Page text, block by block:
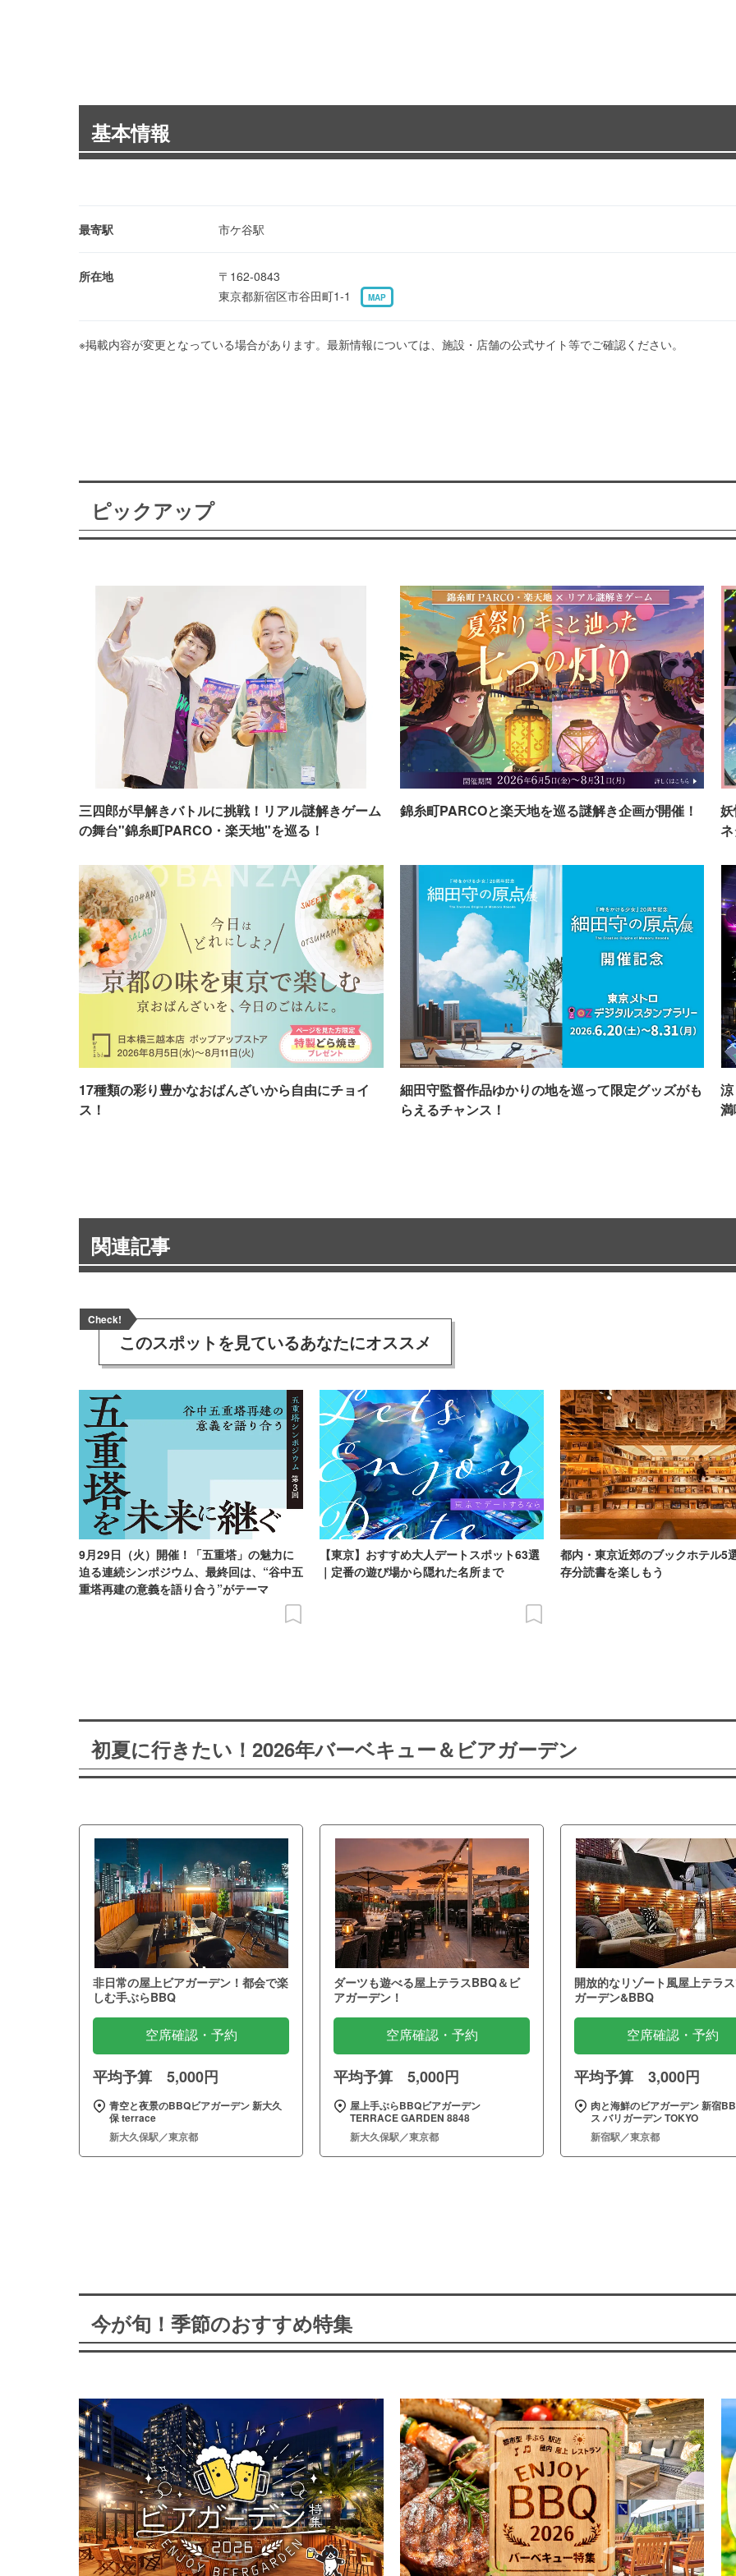
基本情報
最寄駅 市ケ谷駅
所在地
〒162-0843
東京都新宿区市谷田町1-1
MAP
※掲載内容が変更となっている場合があります。最新情報については、施設・店舗の公式サイト等でご確認ください。
ピックアップ
三四郎が早解きバトルに挑戦！リアル謎解きゲーム
の舞台"錦糸町PARCO・楽天地"を巡る！
錦糸町PARCOと楽天地を巡る謎解き企画が開催！
17種類の彩り豊かなおばんざいから自由にチョイ
ス！
細田守監督作品ゆかりの地を巡って限定グッズがも
らえるチャンス！
関連記事
Check!
このスポットを見ているあなたにオススメ
9月29日（火）開催！「五重塔」の魅力に
迫る連続シンポジウム、最終回は、“谷中五
重塔再建の意義を語り合う”がテーマ
【東京】おすすめ大人デートスポット63選
｜定番の遊び場から隠れた名所まで
都内・東京近郊のブックホテル5
存分読書を楽しもう
初夏に行きたい！2026年バーベキュー＆ビアガーデン
非日常の屋上ビアガーデン！都会で楽
しむ手ぶらBBQ
空席確認・予約
平均予算 5,000円
青空と夜景のBBQビアガーデン 新大久
保 terrace
新大久保駅／東京都
ダーツも遊べる屋上テラスBBQ＆ビ
アガーデン！
空席確認・予約
平均予算 5,000円
屋上手ぶらBBQビアガーデン
TERRACE GARDEN 8848
新大久保駅／東京都
開放的なリゾート風屋上テラ
ガーデン&BBQ
空席確認・予約
平均予算 3,000円
肉と海鮮のビアガーデン 新宿
ス バリガーデン TOKYO
新宿駅／東京都
今が旬！季節のおすすめ特集